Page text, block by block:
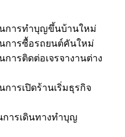
นการทำบุญขึ้นบ้านใหม่
การซื้อรถยนต์คันใหม่
การติดต่อเจรจางานต่าง
การเปิดร้านเริ่มธุรกิจ
การเดินทางทำบุญ